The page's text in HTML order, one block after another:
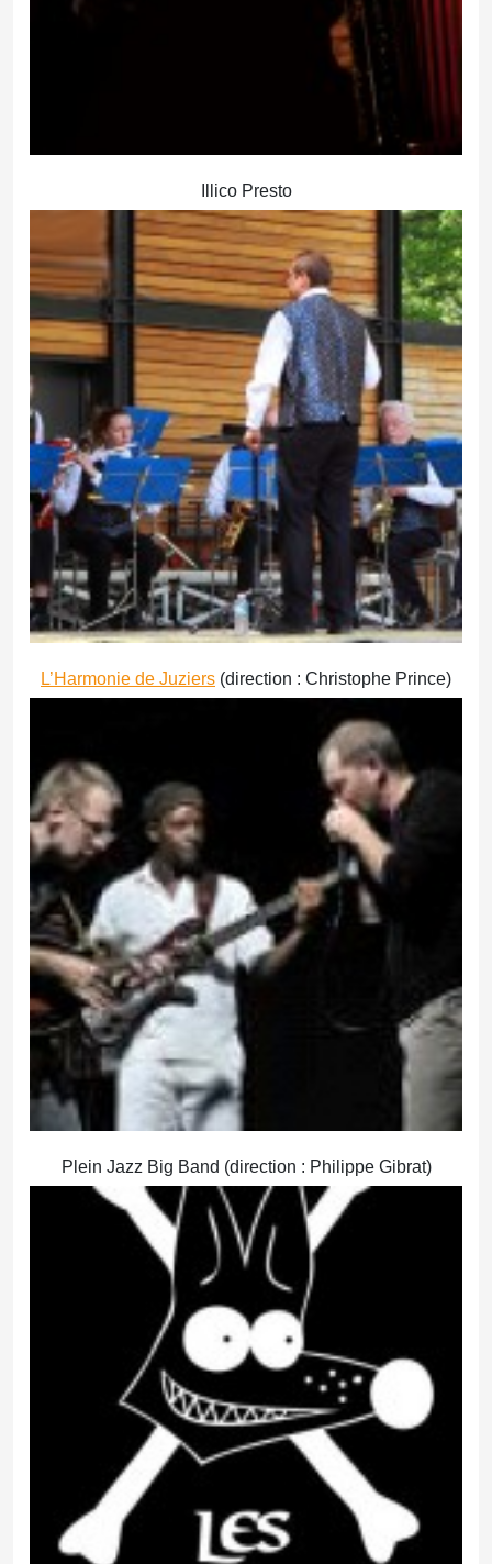
Illico Presto
L’Harmonie de Juziers (direction : Christophe Prince)
Plein Jazz Big Band (direction : Philippe Gibrat)